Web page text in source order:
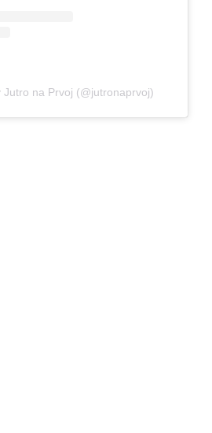
Jutro na Prvoj (@jutronaprvoj)